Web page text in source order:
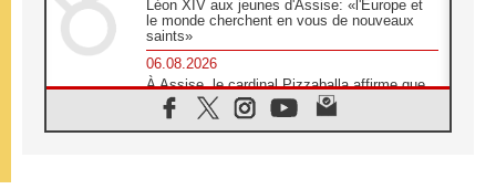
Léon XIV aux jeunes d'Assise: «l'Europe et
le monde cherchent en vous de nouveaux
saints»
06.08.2026
À Assise, le cardinal Pizzaballa affirme que
«les chrétiens veulent la paix»
06.08.2026